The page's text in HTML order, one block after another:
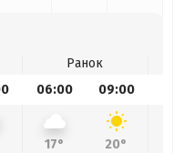
Ранок
06:00 09:00
17° 20°